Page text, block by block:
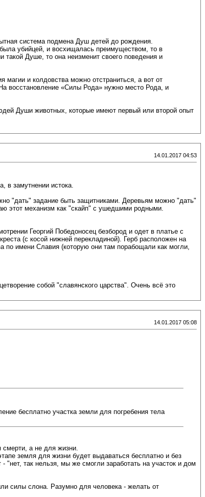
система подмена Душ детей до рождения.
убийцей, и восхищалась преимуществом, то в
Душе, то она неизменит своего поведения и
и колдовства можно отстраниться, а вот от
восстановление «Силы Рода» нужно место Рода, и
Души животных, которые имеют первый или второй опыт
14.01.2017 04:53
в замутнении истока.
"дать" задание быть защитниками. Деревьям можно "дать"
этот механизм как "скайп" с ушедшими родными.
Георгий Победоносец безбород и одет в платье с
(с косой нижней перекладиной). Герб расположен на
по имени Славия (которую они там порабощали как могли,
собой "славянского царства". Очень всё это
14.01.2017 05:08
бесплатно участка земли для погребения тела
смерти, а не для жизни.
земля для жизни будет выдаваться бесплатно и без
так нельзя, мы же смогли заработать на участок и дом
силы слона. Разумно для человека - желать от